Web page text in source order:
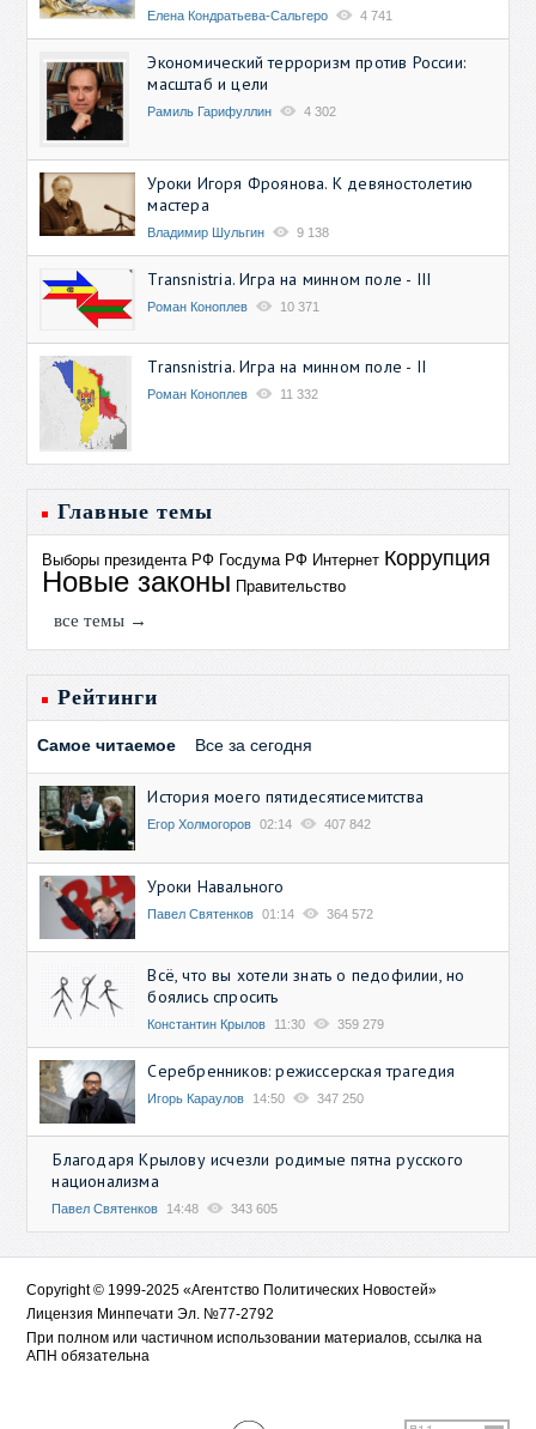
Елена Кондратьева-Сальгеро 4 741
Экономический терроризм против России:
масштаб и цели
Рамиль Гарифуллин 4 302
Уроки Игоря Фроянова. К девяностолетию
мастера
Владимир Шульгин 9 138
Transnistria. Игра на минном поле - III
Роман Коноплев 10 371
Transnistria. Игра на минном поле - II
Роман Коноплев 11 332
Главные темы
Выборы президента РФ Госдума РФ Интернет Коррупция
Новые законы Правительство
все темы →
Рейтинги
Самое читаемое Все за сегодня
История моего пятидесятисемитства
Егор Холмогоров 02:14 407 842
Уроки Навального
Павел Святенков 01:14 364 572
Всё, что вы хотели знать о педофилии, но
боялись спросить
Константин Крылов 11:30 359 279
Серебренников: режиссерская трагедия
Игорь Караулов 14:50 347 250
Благодаря Крылову исчезли родимые пятна русского
национализма
Павел Святенков 14:48 343 605
Copyright © 1999-2025 «Агентство Политических Новостей»
Лицензия Минпечати Эл. №77-2792
При полном или частичном использовании материалов, ссылка на
АПН обязательна